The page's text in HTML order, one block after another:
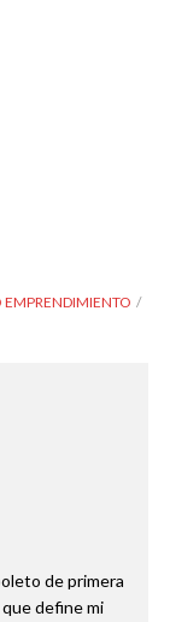
EMPRENDIMIENTO
de primera
define mi